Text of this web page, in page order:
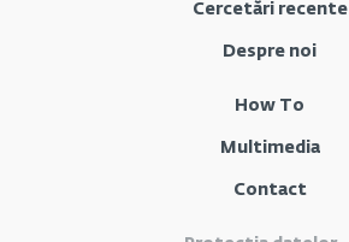
Cercetări recente
Despre noi
How To
Multimedia
Contact